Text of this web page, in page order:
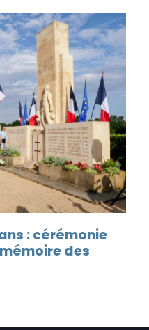
: cérémonie
des